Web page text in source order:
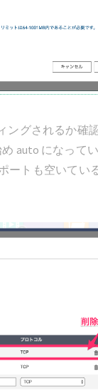
グされるか確
auto になって
ートも空いてい